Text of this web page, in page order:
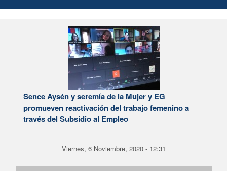
Sence Aysén y seremía de la Mujer y EG
promueven reactivación del trabajo femenino a
través del Subsidio al Empleo
Viernes, 6 Noviembre, 2020 - 12:31